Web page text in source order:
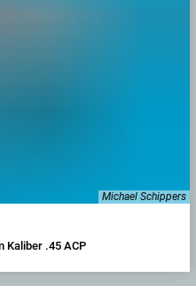
Michael Schippers
Kaliber .45 ACP